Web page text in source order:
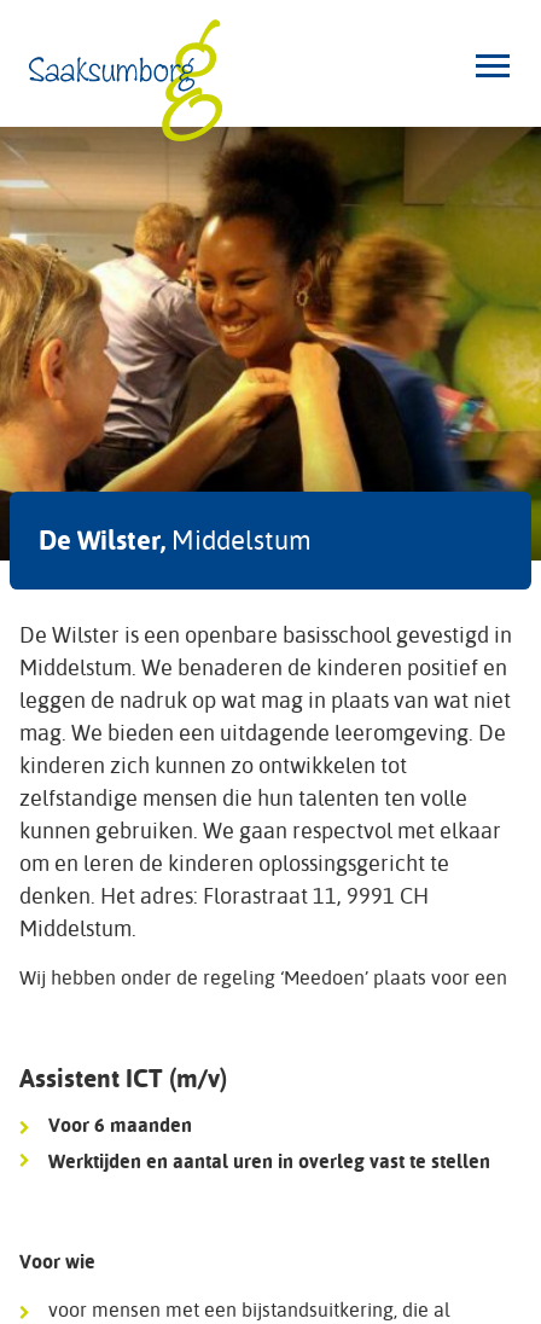
De Wilster, Middelstum
De Wilster is een openbare basisschool gevestigd in
Middelstum. We benaderen de kinderen positief en
leggen de nadruk op wat mag in plaats van wat niet
mag. We bieden een uitdagende leeromgeving. De
kinderen zich kunnen zo ontwikkelen tot
zelfstandige mensen die hun talenten ten volle
kunnen gebruiken. We gaan respectvol met elkaar
om en leren de kinderen oplossingsgericht te
denken. Het adres: Florastraat 11, 9991 CH
Middelstum.
Wij hebben onder de regeling ‘Meedoen’ plaats voor een
Assistent ICT (m/v)
Voor 6 maanden
Werktijden en aantal uren in overleg vast te stellen
Voor wie
voor mensen met een bijstandsuitkering, die al